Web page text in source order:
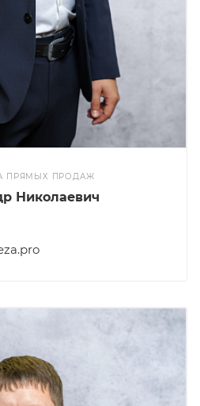
ПРЯМЫХ ПРОДАЖ
Николаевич